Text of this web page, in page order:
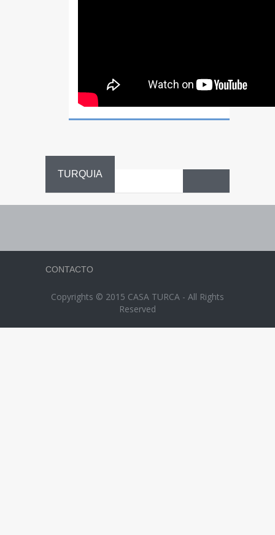
TURQUIA
CONTACTO
Copyrights © 2015 CASA TURCA - All Rights
Reserved